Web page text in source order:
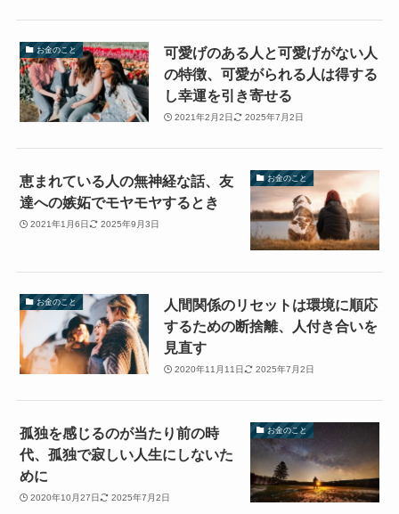
お金のこと
可愛げのある人と可愛げがない人
の特徴、可愛がられる人は得する
し幸運を引き寄せる
2021年2月2日 2025年7月2日
お金のこと
恵まれている人の無神経な話、友
達への嫉妬でモヤモヤするとき
2021年1月6日 2025年9月3日
お金のこと
人間関係のリセットは環境に順応
するための断捨離、人付き合いを
見直す
2020年11月11日 2025年7月2日
お金のこと
孤独を感じるのが当たり前の時
代、孤独で寂しい人生にしないた
めに
2020年10月27日 2025年7月2日